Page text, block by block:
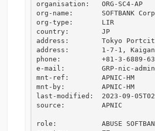
organisation:   ORG-SC4-AP
org-name:       SOFTBANK
org-type:       LIR
country:        JP
address:        Tokyo Portcity
address:        1-7-1, Kaigan
phone:          +81-3-6889-
e-mail:         GRP-nic-
mnt-ref:        APNIC-HM
mnt-by:         APNIC-HM
last-modified:  2023-09-
source:         APNIC
role:           ABUSE